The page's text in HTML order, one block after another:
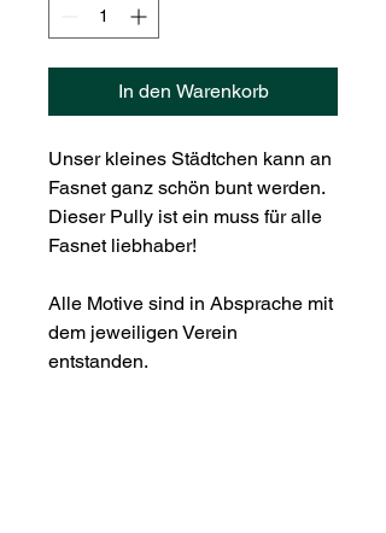
In den Warenkorb
Unser kleines Städtchen kann an
Fasnet ganz schön bunt werden.
Dieser Pully ist ein muss für alle
Fasnet liebhaber!
Alle Motive sind in Absprache mit
dem jeweiligen Verein
entstanden.